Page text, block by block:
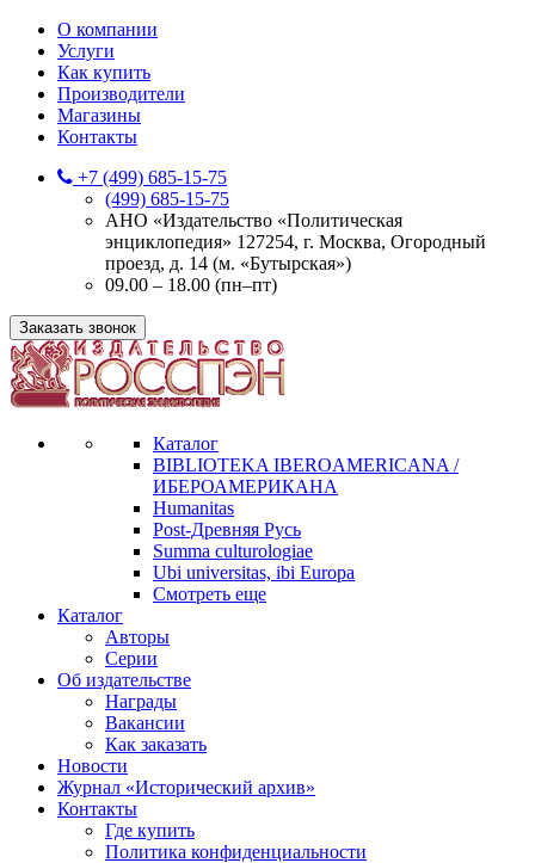
О компании
Услуги
Как купить
Производители
Магазины
Контакты
+7 (499) 685-15-75
(499) 685-15-75
АНО «Издательство «Политическая
энциклопедия» 127254, г. Москва, Огородный
проезд, д. 14 (м. «Бутырская»)
09.00 – 18.00 (пн–пт)
Заказать звонок
Каталог
BIBLIOTEKA IBEROAMERICANA /
ИБЕРОАМЕРИКАНА
Humanitas
Post-Древняя Русь
Summa culturologiae
Ubi universitas, ibi Europa
Смотреть еще
Каталог
Авторы
Серии
Об издательстве
Награды
Вакансии
Как заказать
Новости
Журнал «Исторический архив»‎
Контакты
Где купить
Политика конфиденциальности